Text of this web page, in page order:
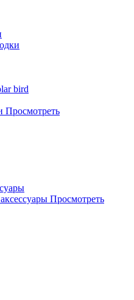
bird
Просмотреть
Просмотреть